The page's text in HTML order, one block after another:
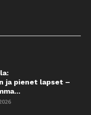
ja pienet lapset –